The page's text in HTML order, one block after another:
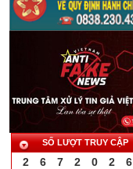
SỐ LƯỢT TRUY CẬP
2 6 7 2 0 2 6